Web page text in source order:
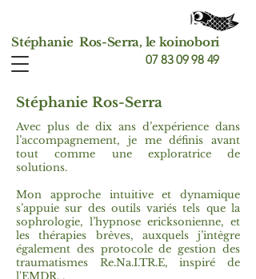
Stéphanie Ros-Serra, le koinobori
07 83 09 98 49
Stéphanie Ros-Serra
Avec plus de dix ans d’expérience dans
l’accompagnement, je me définis avant
tout comme une exploratrice de
solutions.
Mon approche intuitive et dynamique
s’appuie sur des outils variés tels que la
sophrologie, l’hypnose ericksonienne, et
les thérapies brèves, auxquels j’intègre
également des protocole de gestion des
traumatismes Re.Na.I.TR.E, inspiré de
l'EMDR. .